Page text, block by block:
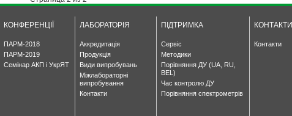
КОНФЕРЕНЦІЇ ЛАБОРАТОРІЯ ПІДТРИМКА КОНТАКТИ
ПАРМ-2018
ПАРМ-2019
Семінар АКП і УкрЯТ
Аккредитація
Продукція
Види випробувань
Міжлабораторні
випробування
Контакти
Сервіс
Методики
Порівняння ДУ (UA, RU,
BEL)
Час контролю ДУ
Порівняння спектрометрів
Контакти